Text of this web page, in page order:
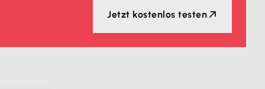
Jetzt kostenlos testen